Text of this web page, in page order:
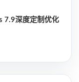
7.9深度定制优化